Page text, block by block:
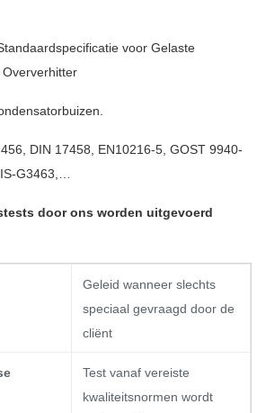
voor Gelaste
DIN 17458, EN10216-5, GOST 9940-
G3463,…
door ons worden uitgevoerd
Geleid wanneer slechts
speciaal gevraagd door de
cliënt
Test vanaf vereiste
kwaliteitsnormen wordt